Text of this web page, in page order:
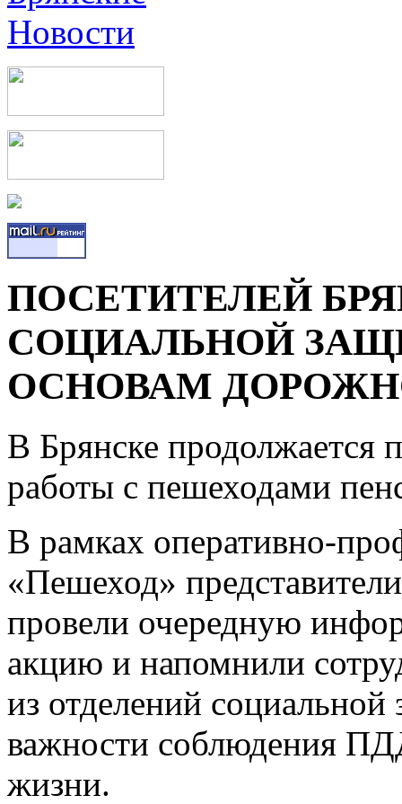
ПОСЕТИТЕЛЕЙ
СОЦИАЛЬНОЙ
ОСНОВАМ
В Брянске продолжается
работы с пешеходами
В рамках оперативно-
«Пешеход»
провели очередную
акцию и напомнили
из отделений
важности соблюдения
жизни.